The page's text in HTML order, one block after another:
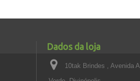
Dados da loja
10tak Brindes , Avenida